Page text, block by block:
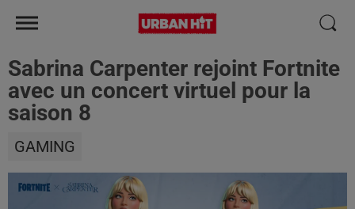
Sabrina Carpenter rejoint Fortnite
avec un concert virtuel pour la
saison 8
GAMING